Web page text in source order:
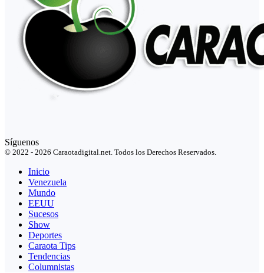
Síguenos
© 2022 - 2026 Caraotadigital.net. Todos los Derechos Reservados.
Inicio
Venezuela
Mundo
EEUU
Sucesos
Show
Deportes
Caraota Tips
Tendencias
Columnistas